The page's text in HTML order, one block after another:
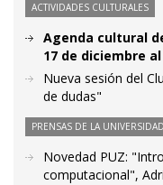
ACTIVIDADES CULTURALES
Agenda cultural
17 de diciembre
Nueva sesión del
de dudas"
PRENSAS DE LA UNIVERSIDAD
Novedad PUZ:
computacional",